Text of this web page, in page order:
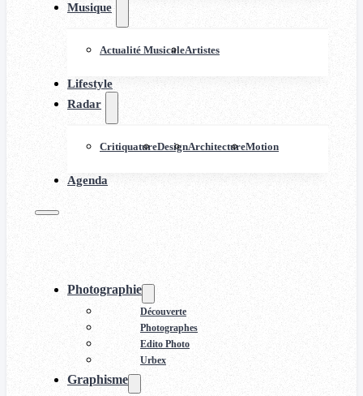
Musique
Actualité MusicaleArtistes
Lifestyle
Radar
CritiquatureDesignArchitectureMotion
Agenda
Photographie
Découverte
Photographes
Edito Photo
Urbex
Graphisme